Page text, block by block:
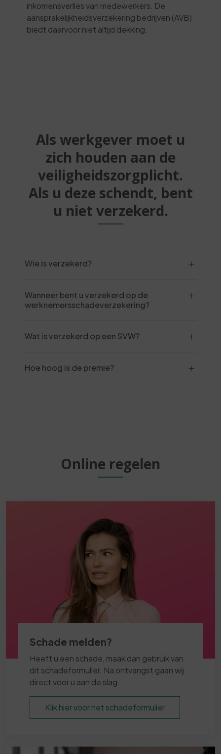
inkomensverlies van medewerkers. De
aansprakelijkheidsverzekering bedrijven (AVB)
biedt daarvoor niet altijd dekking.
Als werkgever moet u
zich houden aan de
veiligheidszorgplicht.
Als u deze schendt, bent
u niet verzekerd.
Wie is verzekerd?
Wanneer bent u verzekerd op de
werknemersschadeverzekering?
Wat is verzekerd op een SVW?
Hoe hoog is de premie?
Online regelen
Schade melden?
Heeft u een schade, maak dan gebruik van
dit schadeformulier. Na ontvangst gaan wij
direct voor u aan de slag.
Klik hier voor het schadeformulier